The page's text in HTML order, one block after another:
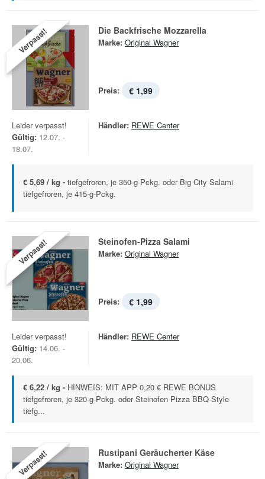
Verpasst! Die Backfrische Mozzarella
Marke: Original Wagner
Preis: € 1,99
Leider verpasst!
Gültig: 12.07. -
18.07.
Händler: REWE Center
€ 5,69 / kg - tiefgefroren, je 350-g-Pckg. oder Big City Salami
tiefgefroren, je 415-g-Pckg.
Verpasst! Steinofen-Pizza Salami
Marke: Original Wagner
Preis: € 1,99
Leider verpasst!
Gültig: 14.06. -
20.06.
Händler: REWE Center
€ 6,22 / kg - HINWEIS: MIT APP 0,20 € REWE BONUS
tiefgefroren, je 320-g-Pckg. oder Steinofen Pizza BBQ-Style
tiefg...
Verpasst! Rustipani Geräucherter Käse
Marke: Original Wagner